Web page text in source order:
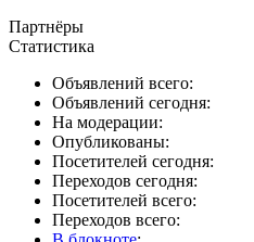
Партнёры
Статистика
Объявлений всего:
Объявлений сегодня:
На модерации:
Опубликованы:
Посетителей сегодня:
Переходов сегодня:
Посетителей всего:
Переходов всего: